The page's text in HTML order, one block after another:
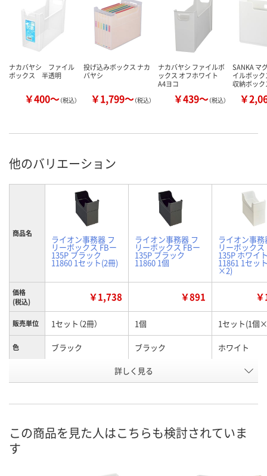
ナカバヤシ ファイル
ボックス 半透明
￥400～（税込）
投げ込みボックス ナカ
バヤシ
￥1,799～（税込）
ナカバヤシ ファイルボ
ックス オフホワイト
A4ヨコ
￥439～（税込）
SANKA マ
イルボッ
収納ボッ
￥
他のバリエーション
商品名
ライオン事務器 フ
リーボックス FBー
135P ブラック
11860 1セット(2冊)
ライオン事務器 フ
リーボックス FBー
135P ブラック
11860 1個
ライオン事務
リーボックス
135P ホワイ
11861 1セッ
×2)
価格
(税込)
￥1,738 ￥891
販売単位 1セット（2冊） 1個 1セット(1個
色 ブラック ブラック ホワイト
HH66099 X350214
お届け日 8月8日（土） 8月8日（土）
ついてご連絡
詳しく見る
この商品を見た人はこちらも検討されていま
す